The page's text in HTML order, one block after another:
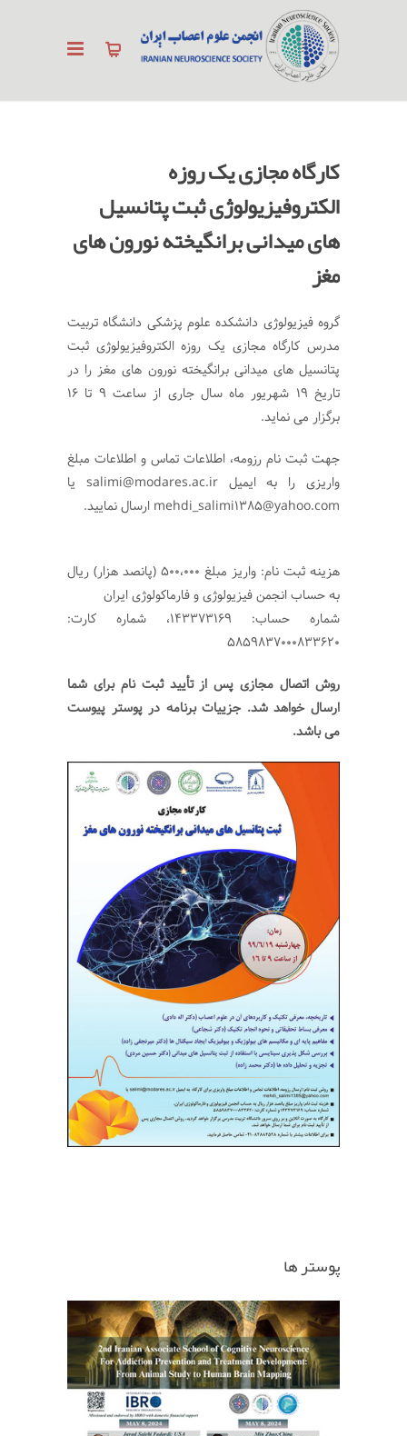
کارگاه مجازی یک روزه
الکتروفیزیولوژی ثبت پتانسیل
های میدانی برانگیخته نورون های
مغز
گروه فیزیولوژی دانشکده علوم پزشکی دانشگاه تربیت
مدرس کارگاه مجازی یک روزه الکتروفیزیولوژی ثبت
پتانسیل های میدانی برانگیخته نورون های مغز را در
تاریخ ۱۹ شهریور ماه سال جاری از ساعت ۹ تا ۱۶
برگزار می نماید.
جهت ثبت نام رزومه، اطلاعات تماس و اطلاعات مبلغ
واریزی را به ایمیل salimi@modares.ac.ir یا
mehdi_salimi1385@yahoo.com ارسال نمایید.
هزینه ثبت نام: واریز مبلغ 500،000 (پانصد هزار) ریال
به حساب انجمن فیزیولوژی و فارماکولوژی ایران
شماره حساب: ۱۴۳۳۷۳۱۶۹، شماره کارت:
۵۸۵۹۸۳۷۰۰۰۸۳۳۶۲۰
روش اتصال مجازی پس از تأیید ثبت نام برای شما
ارسال خواهد شد. جزییات برنامه در پوستر پیوست
می باشد.
پوستر ها